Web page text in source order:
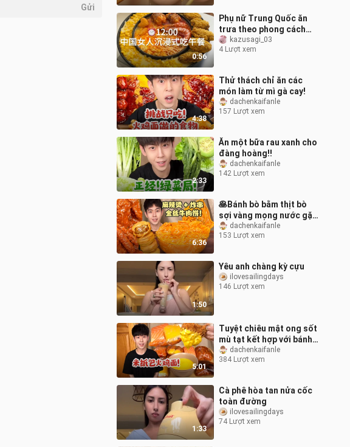
0:56
Phụ nữ Trung Quốc ăn
trưa theo phong cách
nhập vai
kazusagi_03
4 Lượt xem
4:38
Thử thách chỉ ăn các
món làm từ mì gà cay!
dachenkaifanle
157 Lượt xem
2:33
Ăn một bữa rau xanh cho
đàng hoàng!!
dachenkaifanle
142 Lượt xem
6:36
🥞Bánh bò bằm thịt bò
sợi vàng mọng nước gặp
xiên chiên và lẩu cay!
dachenkaifanle
153 Lượt xem
1:50
Yêu anh chàng kỳ cựu
ilovesailingdays
146 Lượt xem
5:01
Tuyệt chiêu mật ong sốt
mù tạt kết hợp với bánh
tráng cuốn mì gà tây!
dachenkaifanle
384 Lượt xem
1:33
Cà phê hòa tan nửa cốc
toàn đường
ilovesailingdays
74 Lượt xem
Gửi